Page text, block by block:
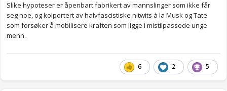
Slike hypoteser er åpenbart fabrikert av mannslinger som ikke får
seg noe, og kolportert av halvfascistiske nitwits à la Musk og Tate
som forsøker å mobilisere kraften som ligge i mistilpassede unge
menn.
6 2 5